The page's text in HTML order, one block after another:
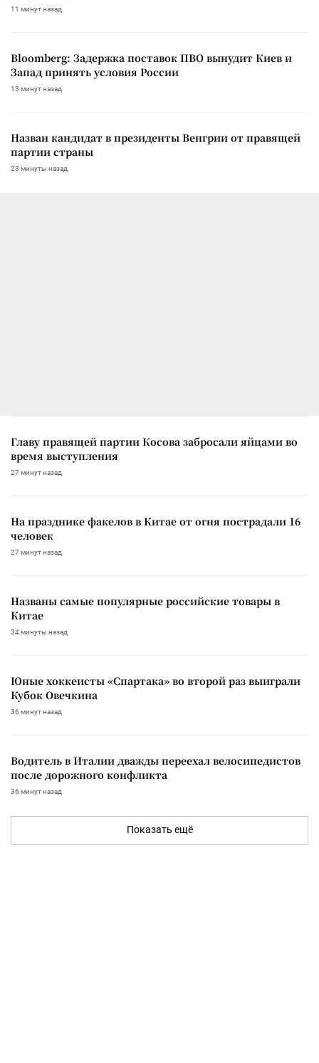
11 минут назад
Bloomberg: Задержка поставок ПВО вынудит Киев и
Запад принять условия России
13 минут назад
Назван кандидат в президенты Венгрии от правящей
партии страны
23 минуты назад
Главу правящей партии Косова забросали яйцами во
время выступления
27 минут назад
На празднике факелов в Китае от огня пострадали 16
человек
27 минут назад
Названы самые популярные российские товары в
Китае
34 минуты назад
Юные хоккеисты «Спартака» во второй раз выиграли
Кубок Овечкина
36 минут назад
Водитель в Италии дважды переехал велосипедистов
после дорожного конфликта
36 минут назад
Показать ещё